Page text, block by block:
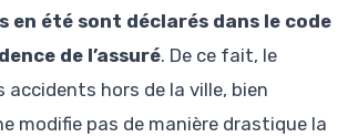
en été sont déclarés dans le code
de l’assuré. De ce fait, le
accidents hors de la ville, bien
modifie pas de manière drastique la